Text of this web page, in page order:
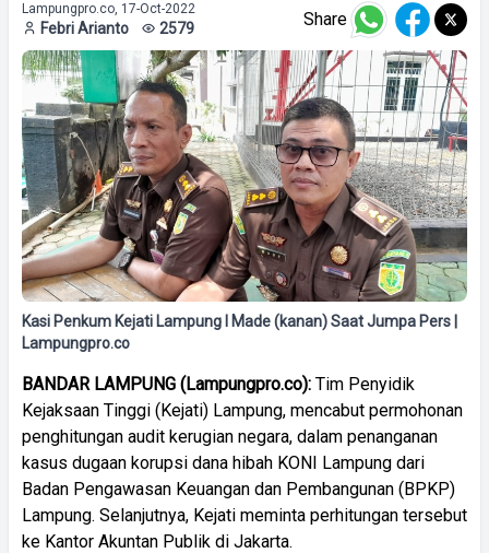
Lampungpro.co, 17-Oct-2022
Febri Arianto 2579 Share
Kasi Penkum Kejati Lampung I Made (kanan) Saat Jumpa Pers |
Lampungpro.co
BANDAR LAMPUNG (Lampungpro.co): Tim Penyidik
Kejaksaan Tinggi (Kejati) Lampung, mencabut permohonan
penghitungan audit kerugian negara, dalam penanganan
kasus dugaan korupsi dana hibah KONI Lampung dari
Badan Pengawasan Keuangan dan Pembangunan (BPKP)
Lampung. Selanjutnya, Kejati meminta perhitungan tersebut
ke Kantor Akuntan Publik di Jakarta.